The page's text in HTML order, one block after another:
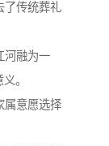
了传统葬礼
河融为一
。
属意愿选择